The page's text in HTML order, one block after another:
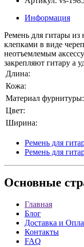
Информация
Ремень для гитары
клепками в виде
неотъемлемым
закрепляют гитару а
Длина:
Кожа:
Материал фурнитуры:
Цвет:
Ширина:
Ремень для
Ремень для
Основные
Главная
Блог
Доставка и
Контакты
FAQ